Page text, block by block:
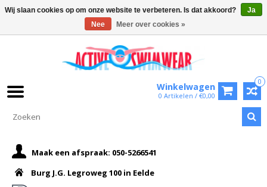
0
Winkelwagen
0 Artikelen / €0,00
Maak een afspraak: 050-5266541
Burg J.G. Legroweg 100 in Eelde
Wij slaan cookies op om onze website te verbeteren. Is dat akkoord?
Ja
Nee
Meer over cookies »